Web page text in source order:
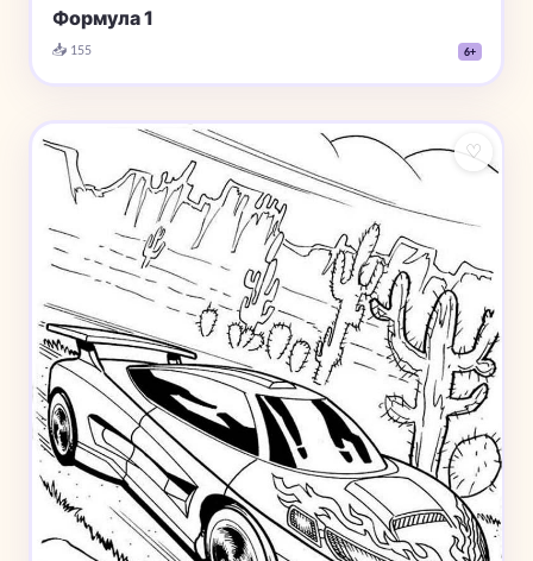
Формула 1
📥 155 6+
♡